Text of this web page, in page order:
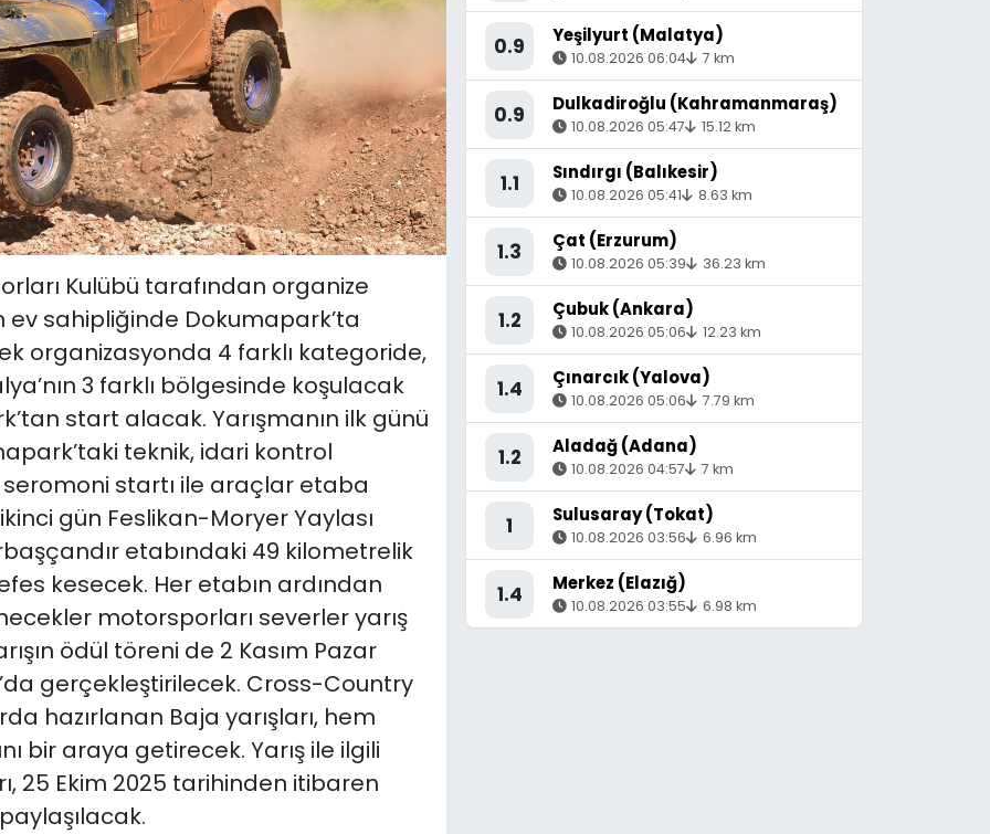
Kulübü tarafından organize
ev sahipliğinde Dokumapark’ta
organizasyonda 4 farklı kategoride,
3 farklı bölgesinde koşulacak
start alacak. Yarışmanın ilk günü
teknik, idari kontrol
startı ile araçlar etaba
gün Feslikan-Moryer Yaylası
etabındaki 49 kilometrelik
kesecek. Her etabın ardından
motorsporları severler yarış
ödül töreni de 2 Kasım Pazar
gerçekleştirilecek. Cross-Country
hazırlanan Baja yarışları, hem
bir araya getirecek. Yarış ile ilgili
25 Ekim 2025 tarihinden itibaren
0.9 Yeşilyurt (Malatya)
10.08.2026 06:04 7 km
0.9 Dulkadiroğlu (Kahramanmaraş)
10.08.2026 05:47 15.12 km
1.1 Sındırgı (Balıkesir)
10.08.2026 05:41 8.63 km
1.3 Çat (Erzurum)
10.08.2026 05:39 36.23 km
1.2 Çubuk (Ankara)
10.08.2026 05:06 12.23 km
1.4 Çınarcık (Yalova)
10.08.2026 05:06 7.79 km
1.2 Aladağ (Adana)
10.08.2026 04:57 7 km
1 Sulusaray (Tokat)
10.08.2026 03:56 6.96 km
1.4 Merkez (Elazığ)
10.08.2026 03:55 6.98 km